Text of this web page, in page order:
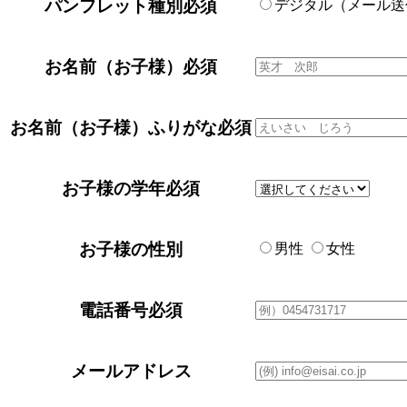
パンフレット種別 必須 デジタル（メール送
お名前（お子様） 必須
お名前（お子様）ふりがな必須
お子様の学年必須
お子様の性別 男性 女性
電話番号必須
メールアドレス